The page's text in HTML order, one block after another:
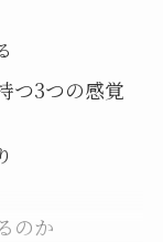
つ3つの感覚
のか